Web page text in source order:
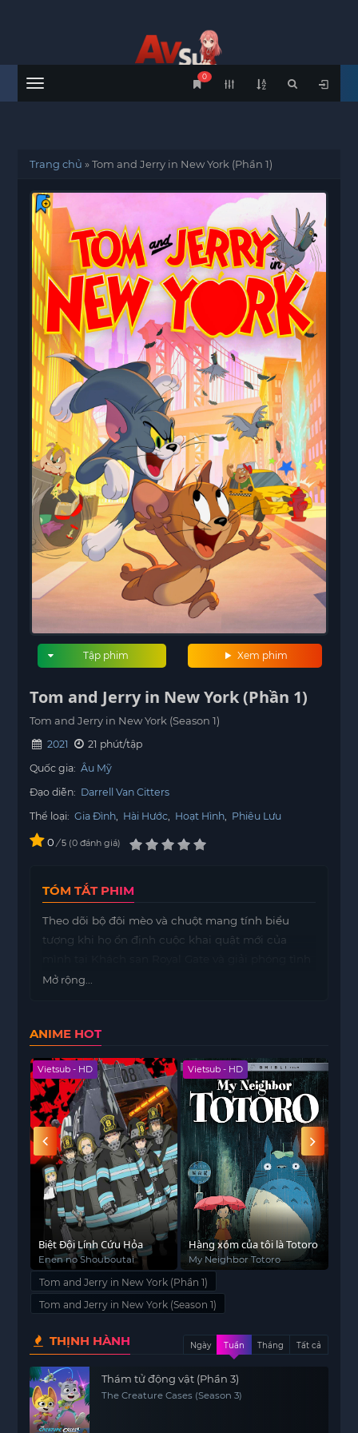
Menu
0
Trang chủ »Tom and Jerry in New York (Phần 1)
Xem phim
Tập phim
Tom and Jerry in New York (Phần 1)
Tom and Jerry in New York (Season 1)
2021
21 phút/tập
Quốc gia: Âu Mỹ
Đạo diễn: Darrell Van Citters
Thể loại: Gia Đình Hài Hước Hoạt Hình Phiêu Lưu
0 / 5 0 đánh giá
TÓM TẮT PHIM
Theo dõi bộ đôi mèo và chuột mang tính biểu
tượng khi họ ổn định cuộc khai quật mới của
trạng lộn xộn khắp thành phố lớn, kích động sự
điên cuồng của họ đưa họ đến.
Mở rộng...
ANIME HOT
Vietsub - HD
Biệt Đội Lính Cứu Hỏa
Enen no Shouboutai
Vietsub - HD
Hàng xóm của tôi là Totoro
My Neighbor Totoro
Tom and Jerry in New York (Phần 1)
Tom and Jerry in New York (Season 1)
THỊNH HÀNH Ngày Tuần Tháng Tất cả
Thám tử động vật (Phần 3)
The Creature Cases (Season 3)